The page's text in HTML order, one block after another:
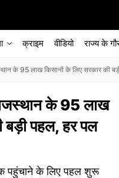
क्राइम वीडियो राज्‍य के
के 95 लाख किसानों के लिए सरकार की
के 95 लाख
बड़ी पहल, हर पल
पहुंचाने के लिए पहल शुरू